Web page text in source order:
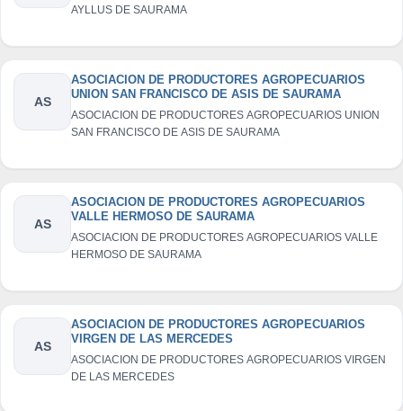
AYLLUS DE SAURAMA
AS
ASOCIACION DE PRODUCTORES AGROPECUARIOS
UNION SAN FRANCISCO DE ASIS DE SAURAMA
ASOCIACION DE PRODUCTORES AGROPECUARIOS UNION
SAN FRANCISCO DE ASIS DE SAURAMA
AS
ASOCIACION DE PRODUCTORES AGROPECUARIOS
VALLE HERMOSO DE SAURAMA
ASOCIACION DE PRODUCTORES AGROPECUARIOS VALLE
HERMOSO DE SAURAMA
AS
ASOCIACION DE PRODUCTORES AGROPECUARIOS
VIRGEN DE LAS MERCEDES
ASOCIACION DE PRODUCTORES AGROPECUARIOS VIRGEN
DE LAS MERCEDES